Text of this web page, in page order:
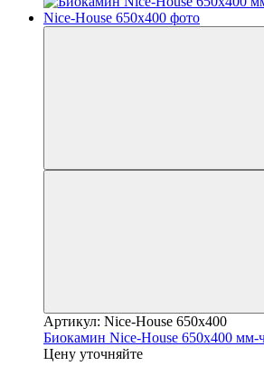
Артикул: Nice-House 650x400
Биокамин Nice-House 650x400 мм-
Цену уточняйте